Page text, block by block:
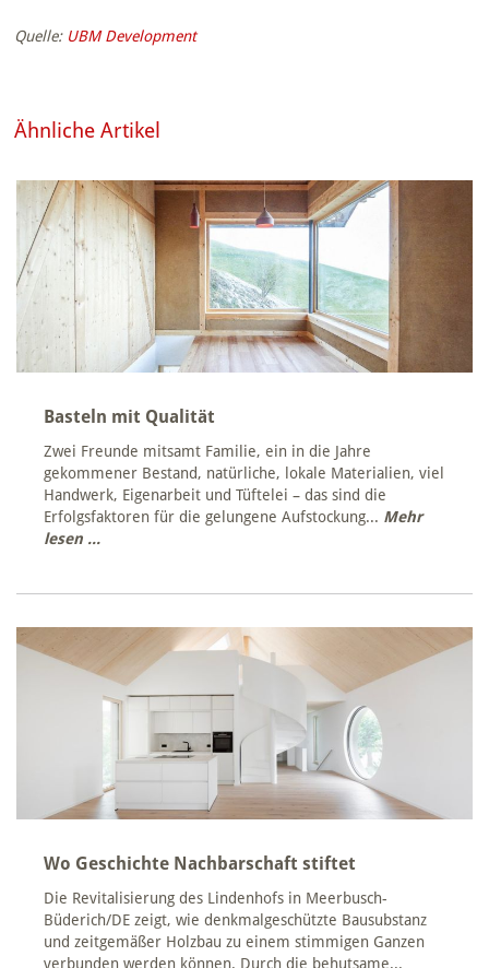
Quelle: UBM Development
Ähnliche Artikel
Basteln mit Qualität
Zwei Freunde mitsamt Familie, ein in die Jahre
gekommener Bestand, natürliche, lokale Materialien, viel
Handwerk, Eigenarbeit und Tüftelei – das sind die
Erfolgsfaktoren für die gelungene Aufstockung... Mehr
lesen ...
Wo Geschichte Nachbarschaft stiftet
Die Revitalisierung des Lindenhofs in Meerbusch-
Büderich/DE zeigt, wie denkmalgeschützte Bausubstanz
und zeitgemäßer Holzbau zu einem stimmigen Ganzen
verbunden werden können. Durch die behutsame...